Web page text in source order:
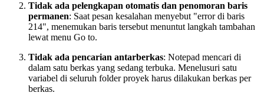
Tidak ada pelengkapan otomatis dan penomoran baris
permanen: Saat pesan kesalahan menyebut "error di baris
214", menemukan baris tersebut menuntut langkah tambahan
lewat menu Go to.
Tidak ada pencarian antarberkas: Notepad mencari di
dalam satu berkas yang sedang terbuka. Menelusuri satu
variabel di seluruh folder proyek harus dilakukan berkas per
berkas.